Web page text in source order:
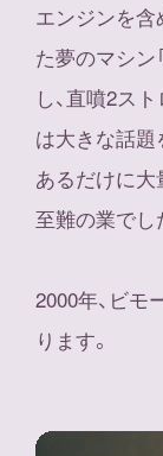
エンジンを含
た夢のマシン
し、直噴2ス
は大きな話題
あるだけに大
至難の業でし
2000年、ビ
ります。